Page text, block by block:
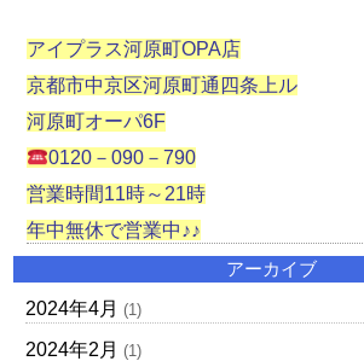
アイプラス河原町OPA店
京都市中京区河原町通四条上ル
河原町オーパ6F
0120－090－790
営業時間11時～21時
年中無休で営業中♪♪
アーカイブ
2024年4月 (1)
2024年2月 (1)